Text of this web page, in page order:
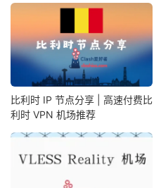
比利时 IP 节点分享 | 高速付费比
利时 VPN 机场推荐